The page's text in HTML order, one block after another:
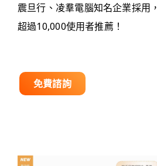
震旦行、凌羣電腦知名企業採用，
超過10,000使用者推薦！
免費諮詢